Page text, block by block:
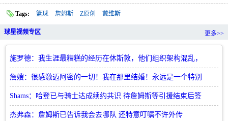
Tags: 篮球 詹姆斯 Z原创 戴维斯
球星视频专区 更多>>
施罗德：我生涯最糟糕的经历在休斯敦，他们组织架构混乱，
没有可靠的总经理
詹嫂：很感激迈阿密的一切！我在那里结婚！永远是一个特别
的地方
Shams：哈登已与骑士达成续约共识 待詹姆斯等引援结束后签
约
杰弗森：詹姆斯已告诉我会去哪队 还特意叮嘱不许外传